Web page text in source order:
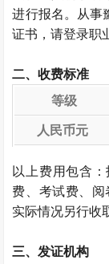
进行报名。从事
证书，请登录职
二、收费标准
等级
人民币元
以上费用包含
费、考试费、
实际情况另行收
三、发证机构